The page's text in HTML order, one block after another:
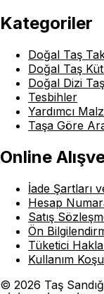
Kategoriler
Doğal Taş
Doğal Taş
Doğal Dizi
Tesbihler
Yardımcı
Taşa Göre
Online
İade Şartları
Hesap
Satış
Ön
Tüketici
Kullanım
© 2026 Taş